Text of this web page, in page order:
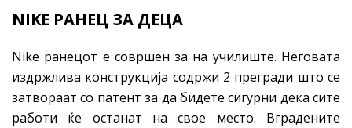
NIKE РАНЕЦ ЗА ДЕЦА
Nike ранецот е совршен за на училиште. Неговата
издржлива конструкција содржи 2 прегради што се
затвораат со патент за да бидете сигурни дека сите
работи ќе останат на свое место. Вградените